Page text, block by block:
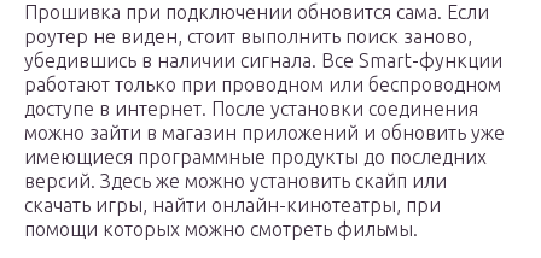
Прошивка при подключении обновится сама. Если
роутер не виден, стоит выполнить поиск заново,
убедившись в наличии сигнала. Все Smart-функции
работают только при проводном или беспроводном
доступе в интернет. После установки соединения
можно зайти в магазин приложений и обновить уже
имеющиеся программные продукты до последних
версий. Здесь же можно установить скайп или
скачать игры, найти онлайн-кинотеатры, при
помощи которых можно смотреть фильмы.